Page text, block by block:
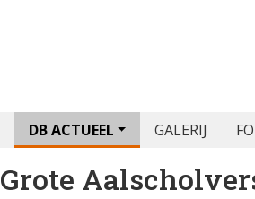
DB ACTUEEL GALERIJ
Grote